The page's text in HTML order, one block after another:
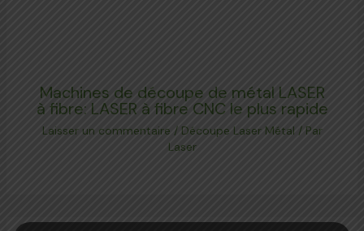
Machines de découpe de métal LASER
à fibre: LASER à fibre CNC le plus rapide
Laisser un commentaire / Découpe Laser Métal / Par
Laser